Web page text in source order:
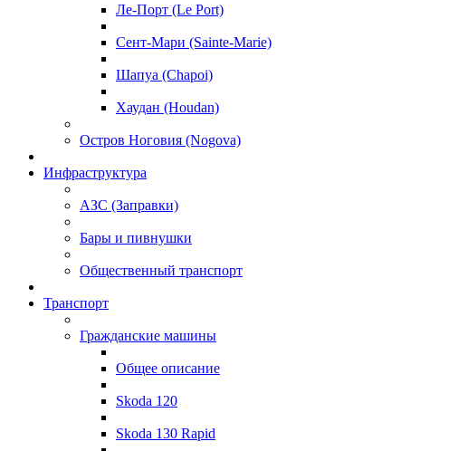
Ле-Порт (Le Port)
Сент-Мари (Sainte-Marie)
Шапуа (Chapoi)
Хаудан (Houdan)
Остров Ноговия (Nogova)
Инфраструктура
АЗС (Заправки)
Бары и пивнушки
Общественный транспорт
Транспорт
Гражданские машины
Общее описание
Skoda 120
Skoda 130 Rapid